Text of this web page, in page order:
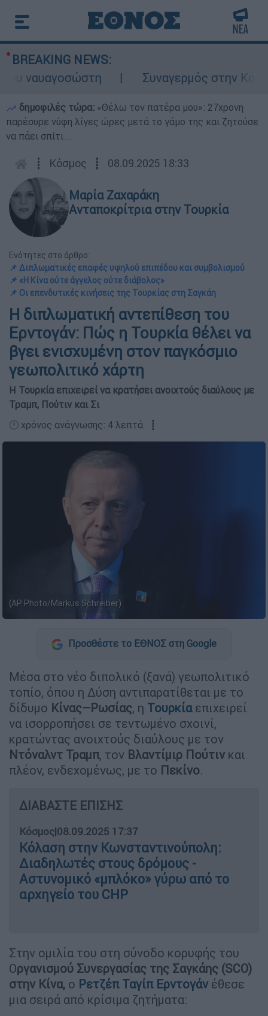
BREAKING NEWS:
Συναγερμός στην
δημοφιλές τώρα: «Θέλω τον πατέρα μου»: 27χρονη
παρέσυρε νύφη λίγες ώρες μετά το γάμο της και ζητούσε
να πάει σπίτι...
┋ Κόσμος ┋ 08.09.2025 18:33
Μαρία Ζαχαράκη
Ανταποκρίτρια στην Τουρκία
Ενότητες στο άρθρο:
📌 Διπλωματικές επαφές υψηλού επιπέδου και συμβολισμού
📌 «Η Κίνα ούτε άγγελος ούτε διάβολος»
📌 Οι επενδυτικές κινήσεις της Τουρκίας στη Σαγκάη
Η διπλωματική αντεπίθεση του
Ερντογάν: Πώς η Τουρκία θέλει να
βγει ενισχυμένη στον παγκόσμιο
γεωπολιτικό χάρτη
Η Τουρκία επιχειρεί να κρατήσει ανοιχτούς διαύλους με
Τραμπ, Πούτιν και Σι
🕛 χρόνος ανάγνωσης: 4 λεπτά ┋
(AP Photo/Markus Schreiber)
Προσθέστε το ΕΘΝΟΣ στη Google
Μέσα στο νέο διπολικό (ξανά) γεωπολιτικό
τοπίο, όπου η Δύση αντιπαρατίθεται με το
δίδυμο Κίνας–Ρωσίας, η Τουρκία επιχειρεί
να ισορροπήσει σε τεντωμένο σχοινί,
κρατώντας ανοιχτούς διαύλους με τον
Ντόναλντ Τραμπ, τον Βλαντίμιρ Πούτιν και
πλέον, ενδεχομένως, με το Πεκίνο.
ΔΙΑΒΑΣΤΕ ΕΠΙΣΗΣ
Κόσμος|08.09.2025 17:37
Κόλαση στην Κωνσταντινούπολη:
Διαδηλωτές στους δρόμους -
Αστυνομικό «μπλόκο» γύρω από το
αρχηγείο του CHP
Στην ομιλία του στη σύνοδο κορυφής του
Οργανισμού Συνεργασίας της Σαγκάης (SCO)
στην Κίνα, ο Ρετζέπ Ταγίπ Ερντογάνέθεσε
μια σειρά από κρίσιμα ζητήματα: